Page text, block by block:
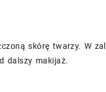
skórę twarzy. W
dalszy makijaż.